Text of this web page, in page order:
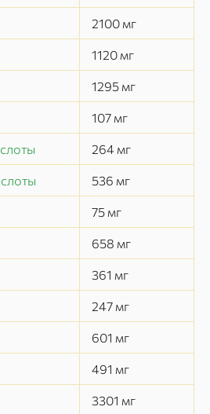
2100 мг
1120 мг
1295 мг
107 мг
264 мг
536 мг
75 мг
658 мг
361 мг
247 мг
601 мг
491 мг
3301 мг